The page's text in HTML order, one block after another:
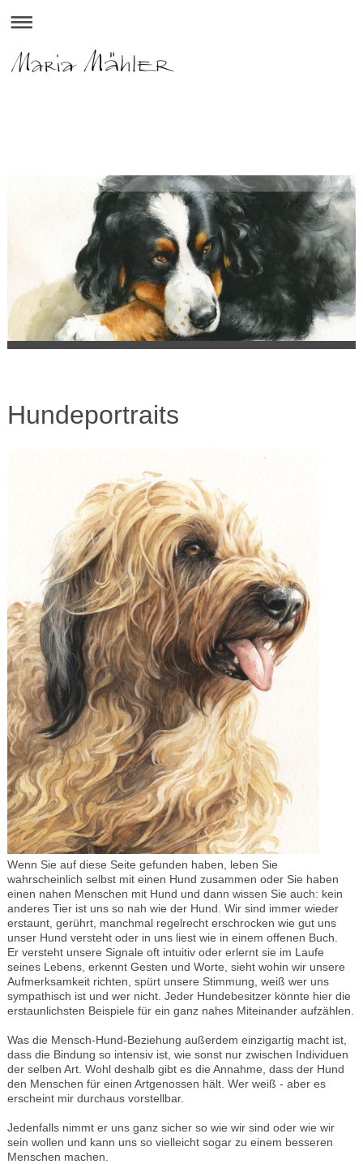
Hundeportraits
Wenn Sie auf diese Seite gefunden haben, leben Sie
wahrscheinlich selbst mit einen Hund zusammen oder Sie haben
einen nahen Menschen mit Hund und dann wissen Sie auch: kein
anderes Tier ist uns so nah wie der Hund. Wir sind immer wieder
erstaunt, gerührt, manchmal regelrecht erschrocken wie gut uns
unser Hund versteht oder in uns liest wie in einem offenen Buch.
Er versteht unsere Signale oft intuitiv oder erlernt sie im Laufe
seines Lebens, erkennt Gesten und Worte, sieht wohin wir unsere
Aufmerksamkeit richten, spürt unsere Stimmung, weiß wer uns
sympathisch ist und wer nicht. Jeder Hundebesitzer könnte hier die
erstaunlichsten Beispiele für ein ganz nahes Miteinander aufzählen.
Was die Mensch-Hund-Beziehung außerdem einzigartig macht ist,
dass die Bindung so intensiv ist, wie sonst nur zwischen Individuen
der selben Art. Wohl deshalb gibt es die Annahme, dass der Hund
den Menschen für einen Artgenossen hält. Wer weiß - aber es
erscheint mir durchaus vorstellbar.
Jedenfalls nimmt er uns ganz sicher so wie wir sind oder wie wir
sein wollen und kann uns so vielleicht sogar zu einem besseren
Menschen machen.